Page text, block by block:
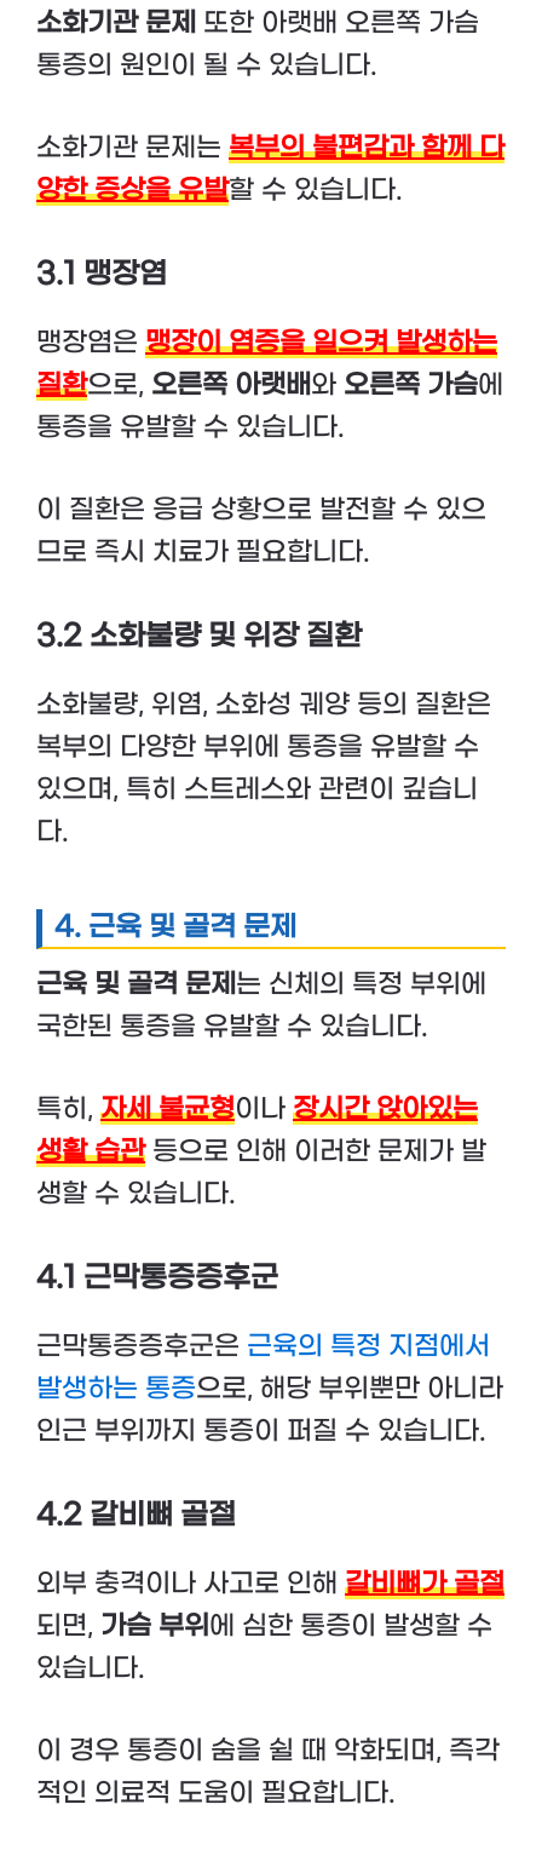
소화기관 문제 또한 아랫배 오른쪽 가슴
통증의 원인이 될 수 있습니다.
소화기관 문제는 복부의 불편감과 함께 다
양한 증상을 유발할 수 있습니다.
3.1 맹장염
맹장염은 맹장이 염증을 일으켜 발생하는
질환으로, 오른쪽 아랫배와 오른쪽 가슴에
통증을 유발할 수 있습니다.
이 질환은 응급 상황으로 발전할 수 있으
므로 즉시 치료가 필요합니다.
3.2 소화불량 및 위장 질환
소화불량, 위염, 소화성 궤양 등의 질환은
복부의 다양한 부위에 통증을 유발할 수
있으며, 특히 스트레스와 관련이 깊습니
다.
4. 근육 및 골격 문제
근육 및 골격 문제 는 신체의 특정 부위에
국한된 통증을 유발할 수 있습니다.
특히, 자세 불균형이나 장시간 앉아있는
생활 습관등으로 인해 이러한 문제가 발
생할 수 있습니다.
4.1 근막통증증후군
근막통증증후군은 근육의 특정 지점에서
발생하는 통증으로, 해당 부위뿐만 아니라
인근 부위까지 통증이 퍼질 수 있습니다.
4.2 갈비뼈 골절
외부 충격이나 사고로 인해 갈비뼈가 골절
되면, 가슴 부위 에 심한 통증이 발생할 수
있습니다.
이 경우 통증이 숨을 쉴 때 악화되며, 즉각
적인 의료적 도움이 필요합니다.